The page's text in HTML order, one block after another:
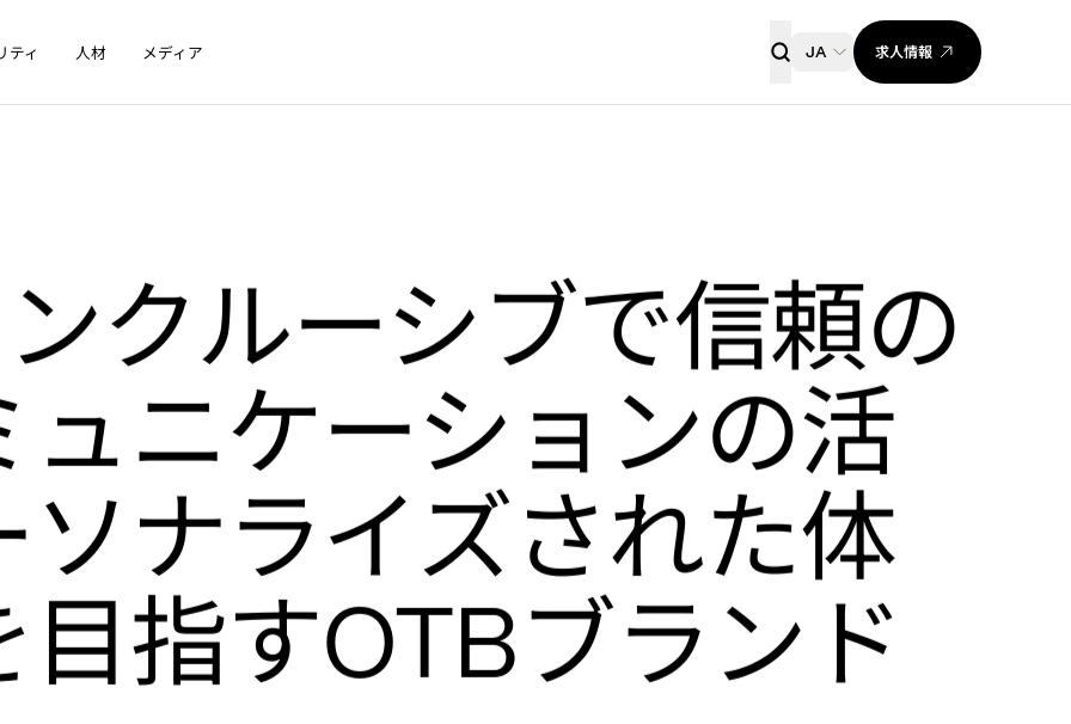
ティ 人材 メディア JA 求人情報
クルーシブで信頼の
ニケーションの活
ナライズされた体
指すOTBブランド